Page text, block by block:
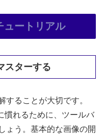
ュートリアル
スターする
することが大切です。
慣れるために、ツールバ
ょう。基本的な画像の開